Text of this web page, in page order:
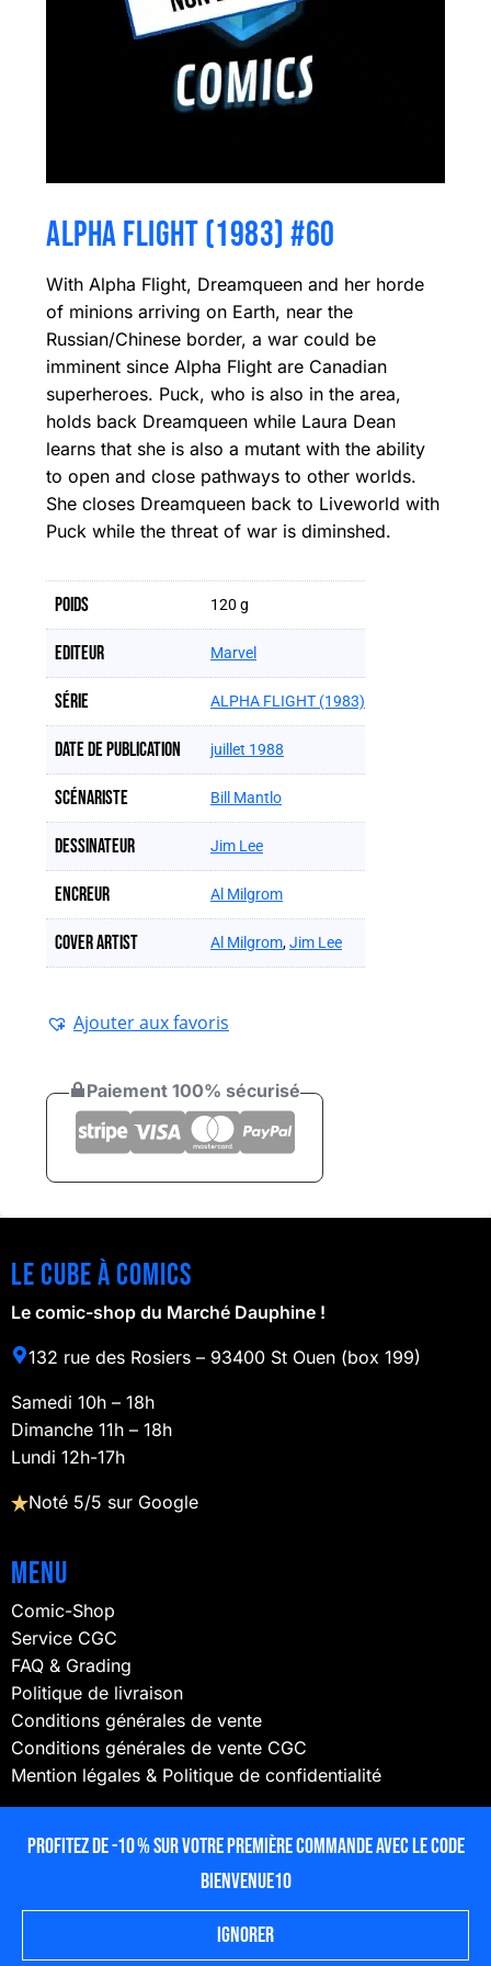
Profitez de -10 % sur votre première commande avec le code
BIENVENUE10
Ignorer
ALPHA FLIGHT (1983) #60
With Alpha Flight, Dreamqueen and her horde
of minions arriving on Earth, near the
Russian/Chinese border, a war could be
imminent since Alpha Flight are Canadian
superheroes. Puck, who is also in the area,
holds back Dreamqueen while Laura Dean
learns that she is also a mutant with the ability
to open and close pathways to other worlds.
She closes Dreamqueen back to Liveworld with
Puck while the threat of war is diminshed.
Poids 120 g
Editeur Marvel
Série ALPHA FLIGHT (1983)
Date de publication juillet 1988
Scénariste Bill Mantlo
Dessinateur Jim Lee
Encreur Al Milgrom
Cover artist Al Milgrom,Jim Lee
Ajouter aux favoris
Paiement 100% sécurisé
Le cube à comics
Le comic-shop du Marché Dauphine !
132 rue des Rosiers – 93400 St Ouen (box 199)
Samedi 10h – 18h
Dimanche 11h – 18h
Lundi 12h-17h
Noté 5/5 sur Google
Menu
Comic-Shop
Service CGC
FAQ & Grading
Politique de livraison
Conditions générales de vente
Conditions générales de vente CGC
Mention légales & Politique de confidentialité
NOUS SUIVRE
© 2025 lecubeacomics – Propulsé par